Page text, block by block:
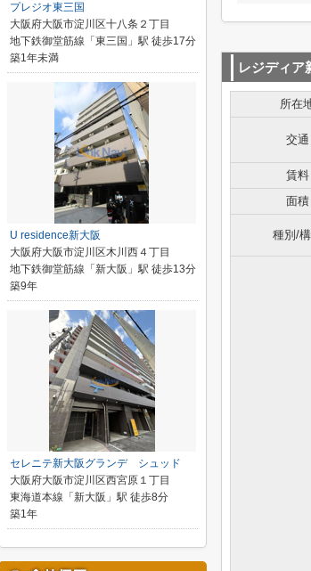
レジディア
所在
交通
賃料
面積
種別/
プレジオ東三国
大阪府大阪市淀川区十八条２丁目
地下鉄御堂筋線「東三国」駅 徒歩17分
築1年未満
U residence新大阪
大阪府大阪市淀川区木川西４丁目
地下鉄御堂筋線「新大阪」駅 徒歩13分
築9年
セレニテ新大阪グランデ シュッド
大阪府大阪市淀川区西宮原１丁目
東海道本線「新大阪」駅 徒歩8分
築1年